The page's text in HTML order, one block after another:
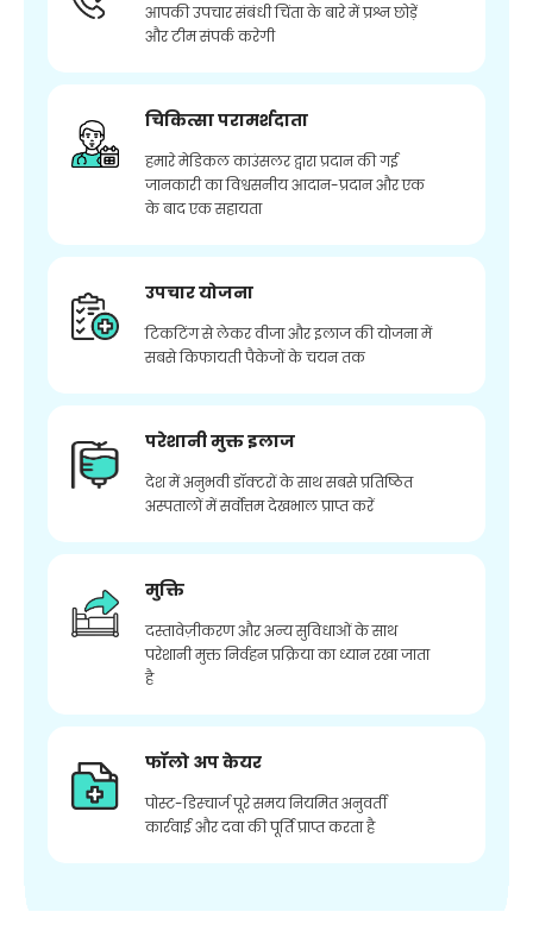
आपकी उपचार संबंधी चिंता के बारे में प्रश्न छोड़ें
और टीम संपर्क करेगी
चिकित्सा परामर्शदाता
हमारे मेडिकल काउंसलर द्वारा प्रदान की गई
जानकारी का विश्वसनीय आदान-प्रदान और एक
के बाद एक सहायता
उपचार योजना
टिकटिंग से लेकर वीजा और इलाज की योजना में
सबसे किफायती पैकेजों के चयन तक
परेशानी मुक्त इलाज
देश में अनुभवी डॉक्टरों के साथ सबसे प्रतिष्ठित
अस्पतालों में सर्वोत्तम देखभाल प्राप्त करें
मुक्ति
दस्तावेज़ीकरण और अन्य सुविधाओं के साथ
परेशानी मुक्त निर्वहन प्रक्रिया का ध्यान रखा जाता
है
फॉलो अप केयर
पोस्ट-डिस्चार्ज पूरे समय नियमित अनुवर्ती
कार्रवाई और दवा की पूर्ति प्राप्त करता है